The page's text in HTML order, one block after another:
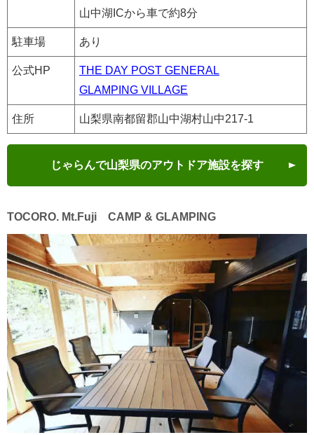
山中湖ICから車で約8分
駐車場 あり
公式HP
THE DAY POST GENERAL
GLAMPING VILLAGE
住所 山梨県南都留郡山中湖村山中217-1
じゃらんで山梨県のアウトドア施設を探す
TOCORO. Mt.Fuji CAMP & GLAMPING